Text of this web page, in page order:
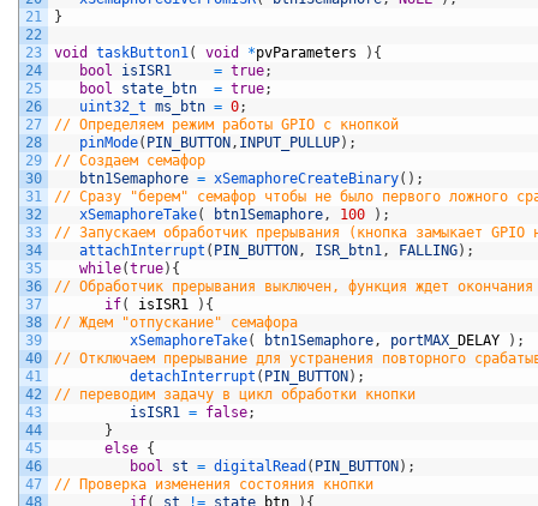
21
22
23
24
25
26
27
28
29
30
31
32
33
34
35
36
37
38
39
40
41
42
43
44
45
46
47
48
}
void taskButton1( void *pvParameters ) {
bool
isISR1 = true;
bool
state_btn = true;
uint32_t ms_btn = 0;
// Определяем режим работы GPIO с кнопкой
pinMode( PIN_BUTTON , INPUT_PULLUP) ;
// Создаем семафор
btn1Semaphore = xSemaphoreCreateBinary( ) ;
// Сразу "берем" семафор чтобы не было первого ложного
xSemaphoreTake( btn1Semaphore, 100 ) ;
// Запускаем обработчик прерывания (кнопка замыкает GPIO
attachInterrupt ( PIN_BUTTON , ISR_btn1, FALLING) ;
while(true) {
// Обработчик прерывания выключен, функция ждет
if( isISR1 ) {
// Ждем "отпускание" семафора
xSemaphoreTake( btn1Semaphore, portMAX DELAY ) ;
// Отключаем прерывание для устранения повторного
detachInterrupt ( PIN_BUTTON ) ;
// переводим задачу в цикл обработки кнопки
isISR1 = false;
}
else {
bool
st = digitalRead ( PIN_BUTTON ) ;
// Проверка изменения состояния кнопки
if( st != state btn ) {